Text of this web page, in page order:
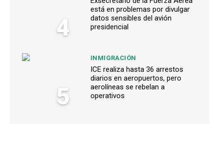
4
está en problemas por divulgar
datos sensibles del avión
presidencial
5
INMIGRACIÓN
ICE realiza hasta 36 arrestos
diarios en aeropuertos, pero
aerolíneas se rebelan a
operativos